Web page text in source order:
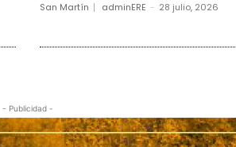
San Martín adminERE - 28 julio, 2026
- Publicidad -